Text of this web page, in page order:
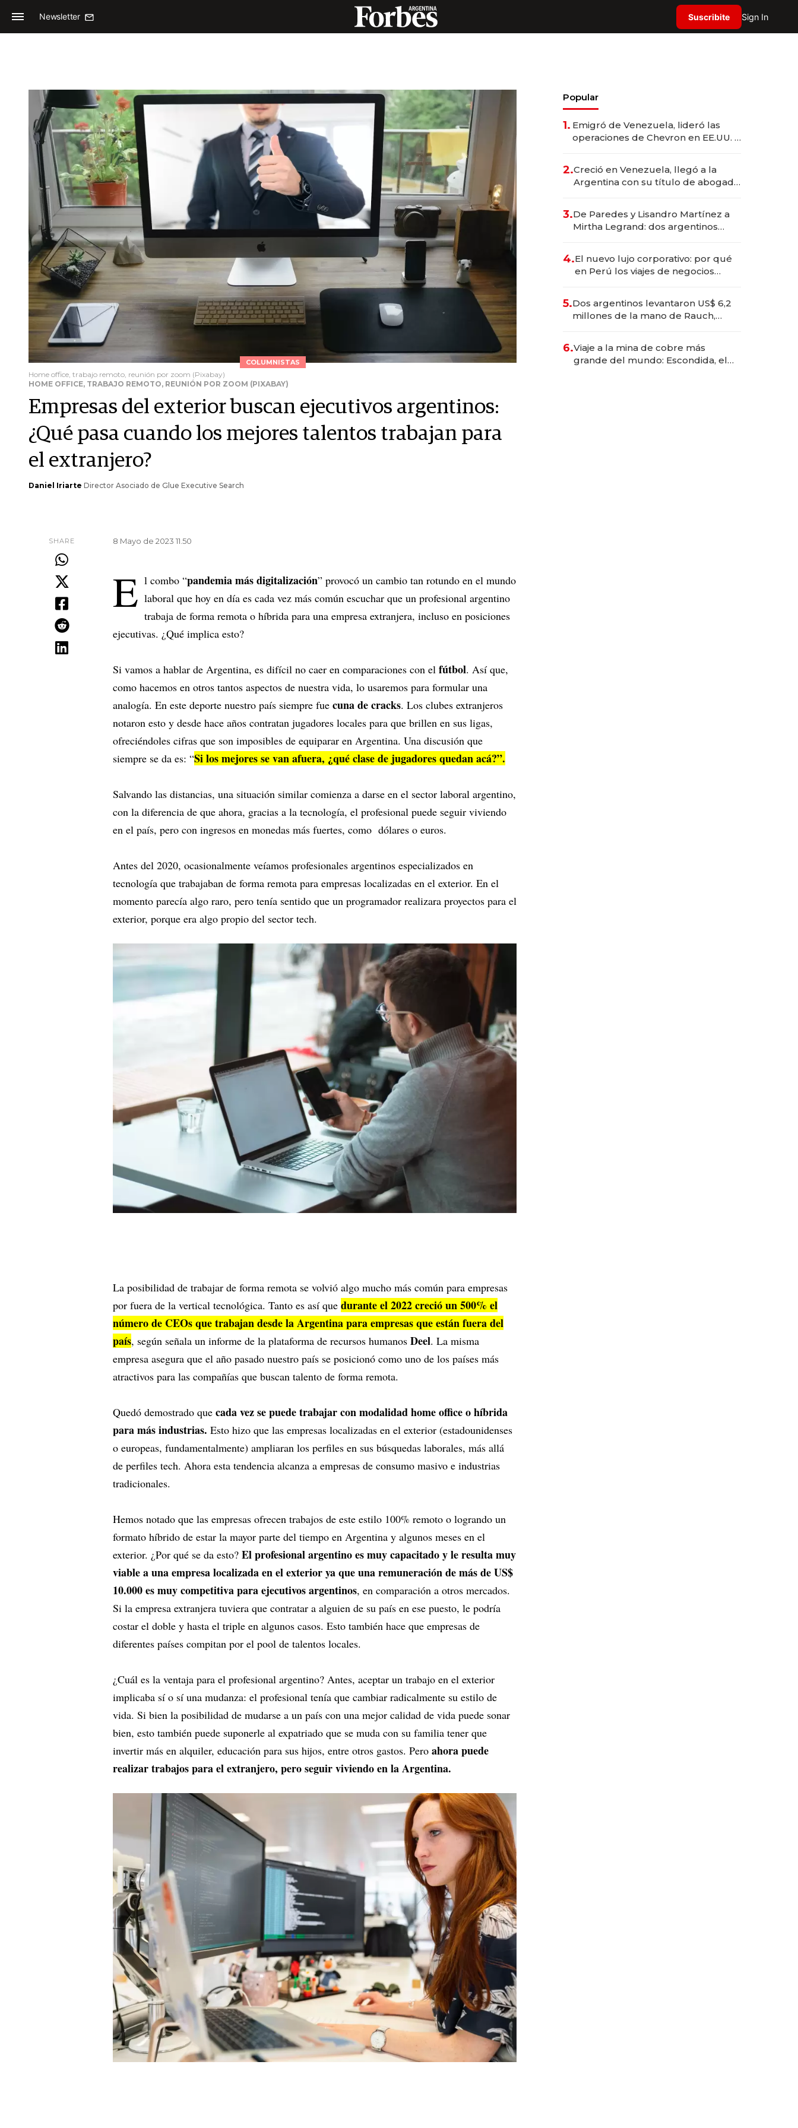
Newsletter Suscribite Sign In
COLUMNISTAS
Home office, trabajo remoto, reunión por zoom (Pixabay)
HOME OFFICE, TRABAJO REMOTO, REUNIÓN POR ZOOM (PIXABAY)
Empresas del exterior buscan ejecutivos argentinos:
¿Qué pasa cuando los mejores talentos trabajan para
el extranjero?
Daniel Iriarte Director Asociado de Glue Executive Search
SHARE 8 Mayo de 2023 11.50
E l combo “pandemia más digitalización” provocó un cambio tan rotundo en el mundo
laboral que hoy en día es cada vez más común escuchar que un profesional argentino
trabaja de forma remota o híbrida para una empresa extranjera, incluso en posiciones
ejecutivas. ¿Qué implica esto?
Si vamos a hablar de Argentina, es difícil no caer en comparaciones con el fútbol. Así que,
como hacemos en otros tantos aspectos de nuestra vida, lo usaremos para formular una
analogía. En este deporte nuestro país siempre fue cuna de cracks. Los clubes extranjeros
notaron esto y desde hace años contratan jugadores locales para que brillen en sus ligas,
ofreciéndoles cifras que son imposibles de equiparar en Argentina. Una discusión que
siempre se da es: “Si los mejores se van afuera, ¿qué clase de jugadores quedan acá?”.
Salvando las distancias, una situación similar comienza a darse en el sector laboral argentino,
con la diferencia de que ahora, gracias a la tecnología, el profesional puede seguir viviendo
en el país, pero con ingresos en monedas más fuertes, como dólares o euros.
Antes del 2020, ocasionalmente veíamos profesionales argentinos especializados en
tecnología que trabajaban de forma remota para empresas localizadas en el exterior. En el
momento parecía algo raro, pero tenía sentido que un programador realizara proyectos para el
exterior, porque era algo propio del sector tech.
La posibilidad de trabajar de forma remota se volvió algo mucho más común para empresas
por fuera de la vertical tecnológica. Tanto es así que durante el 2022 creció un 500% el
número de CEOs que trabajan desde la Argentina para empresas que están fuera del
país, según señala un informe de la plataforma de recursos humanos Deel. La misma
empresa asegura que el año pasado nuestro país se posicionó como uno de los países más
atractivos para las compañías que buscan talento de forma remota.
Quedó demostrado que cada vez se puede trabajar con modalidad home office o híbrida
para más industrias. Esto hizo que las empresas localizadas en el exterior (estadounidenses
o europeas, fundamentalmente) ampliaran los perfiles en sus búsquedas laborales, más allá
de perfiles tech. Ahora esta tendencia alcanza a empresas de consumo masivo e industrias
tradicionales.
Hemos notado que las empresas ofrecen trabajos de este estilo 100% remoto o logrando un
formato híbrido de estar la mayor parte del tiempo en Argentina y algunos meses en el
exterior. ¿Por qué se da esto? El profesional argentino es muy capacitado y le resulta muy
viable a una empresa localizada en el exterior ya que una remuneración de más de US$
10.000 es muy competitiva para ejecutivos argentinos, en comparación a otros mercados.
Si la empresa extranjera tuviera que contratar a alguien de su país en ese puesto, le podría
costar el doble y hasta el triple en algunos casos. Esto también hace que empresas de
diferentes países compitan por el pool de talentos locales.
¿Cuál es la ventaja para el profesional argentino? Antes, aceptar un trabajo en el exterior
implicaba sí o sí una mudanza: el profesional tenía que cambiar radicalmente su estilo de
vida. Si bien la posibilidad de mudarse a un país con una mejor calidad de vida puede sonar
bien, esto también puede suponerle al expatriado que se muda con su familia tener que
invertir más en alquiler, educación para sus hijos, entre otros gastos. Pero ahora puede
realizar trabajos para el extranjero, pero seguir viviendo en la Argentina.
Popular
1. Emigró de Venezuela, lideró las
operaciones de Chevron en EE.UU. y
2.Creció en Venezuela, llegó a la
Argentina con su título de abogado
marcas "fast premium"
3.De Paredes y Lisandro Martínez a
Mirtha Legrand: dos argentinos
4.El nuevo lujo corporativo: por qué
en Perú los viajes de negocios
transformadoras
5.Dos argentinos levantaron US$ 6,2
millones de la mano de Rauch,
6.Viaje a la mina de cobre más
grande del mundo: Escondida, el